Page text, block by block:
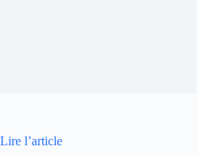
Lire l’article